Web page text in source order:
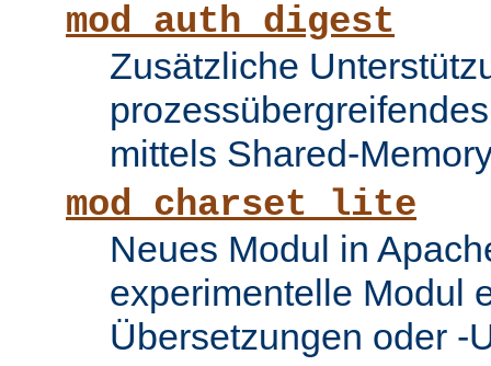
mod_auth_digest
Zusätzliche
mittels Shared-
mod_charset_lite
Neues Modul in
experimentelle Modul
Übersetzungen oder -